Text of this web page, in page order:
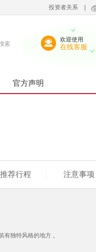
投资者关系
索
欢迎使用
在线客服
官方声明
推荐行程 注意事项
独特风格的地方 。